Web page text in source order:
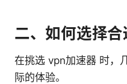
二、如何选择
在挑选 vpn加速器 时，
际的体验。